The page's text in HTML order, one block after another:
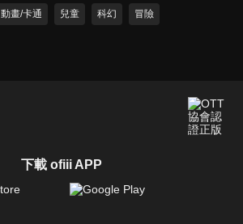
動畫/卡通
兒童 科幻 冒險
下載 ofiii APP